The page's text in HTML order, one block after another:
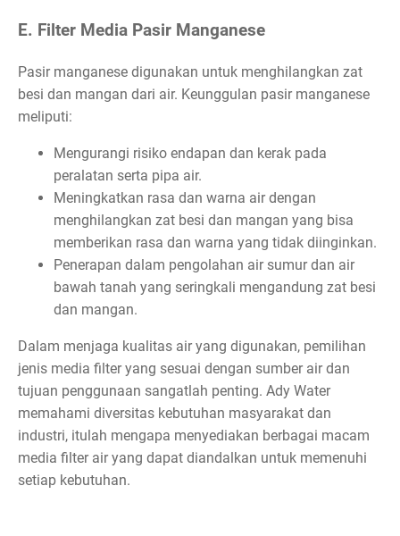
E. Filter Media Pasir Manganese
Pasir manganese digunakan untuk menghilangkan zat
besi dan mangan dari air. Keunggulan pasir manganese
meliputi:
Mengurangi risiko endapan dan kerak pada
peralatan serta pipa air.
Meningkatkan rasa dan warna air dengan
menghilangkan zat besi dan mangan yang bisa
memberikan rasa dan warna yang tidak diinginkan.
Penerapan dalam pengolahan air sumur dan air
bawah tanah yang seringkali mengandung zat besi
dan mangan.
Dalam menjaga kualitas air yang digunakan, pemilihan
jenis media filter yang sesuai dengan sumber air dan
tujuan penggunaan sangatlah penting. Ady Water
memahami diversitas kebutuhan masyarakat dan
industri, itulah mengapa menyediakan berbagai macam
media filter air yang dapat diandalkan untuk memenuhi
setiap kebutuhan.